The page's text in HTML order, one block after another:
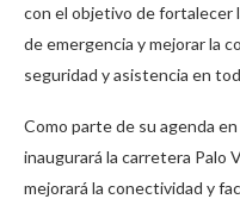
con el objetivo de fortalecer
de emergencia y mejorar la
seguridad y asistencia en
Como parte de su agenda
inaugurará la carretera Palo
mejorará la conectividad y